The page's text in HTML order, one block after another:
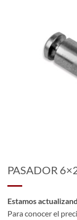
PASADOR
Estamos
Para conocer el